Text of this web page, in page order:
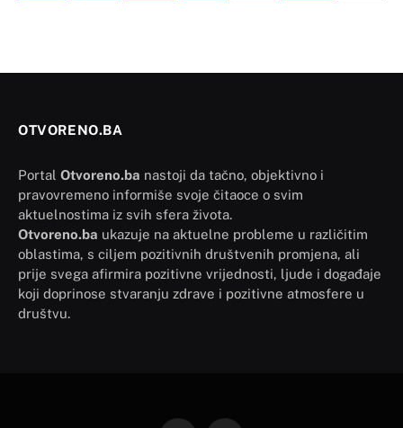
OTVORENO.BA
Portal Otvoreno.ba nastoji da tačno, objektivno i
pravovremeno informiše svoje čitaoce o svim
aktuelnostima iz svih sfera života.
Otvoreno.ba ukazuje na aktuelne probleme u različitim
oblastima, s ciljem pozitivnih društvenih promjena, ali
prije svega afirmira pozitivne vrijednosti, ljude i događaje
koji doprinose stvaranju zdrave i pozitivne atmosfere u
društvu.